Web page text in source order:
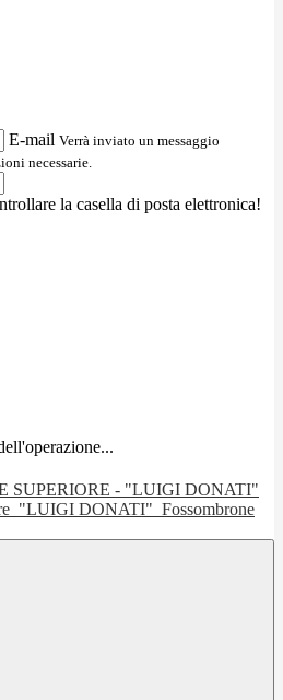
E-mail Verrà inviato un messaggio
necessarie.
la casella di posta elettronica!
"LUIGI DONATI" Fossombrone